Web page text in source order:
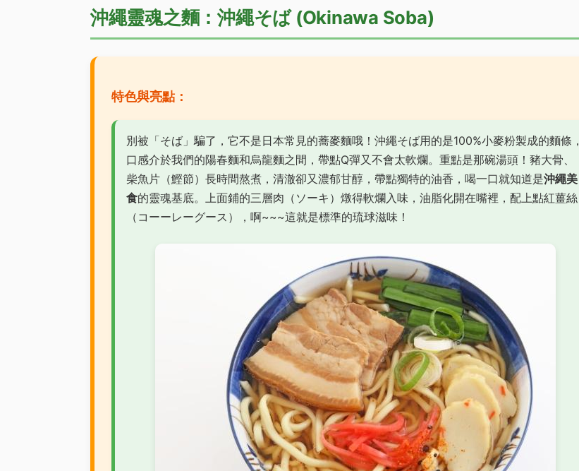
沖繩靈魂之麵：沖繩そば (Okinawa Soba)
特色與亮點：
別被「そば」騙了，它不是日本常見的蕎麥麵哦！沖繩そば用的是100%小麥粉製成的麵條，
口感介於我們的陽春麵和烏龍麵之間，帶點Q彈又不會太軟爛。重點是那碗湯頭！豬大骨、
柴魚片（鰹節）長時間熬煮，清澈卻又濃郁甘醇，帶點獨特的油香，喝一口就知道是沖繩美
食的靈魂基底。上面鋪的三層肉（ソーキ）燉得軟爛入味，油脂化開在嘴裡，配上點紅薑絲
（コーーレーグース），啊~~~這就是標準的琉球滋味！